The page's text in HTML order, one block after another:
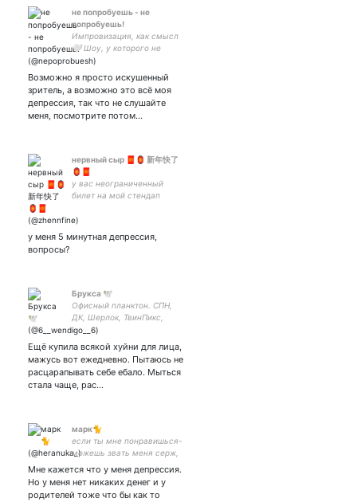
не попробуешь - не
попробуешь!
Импровизация, как смысл
🤍 Шоу, у которого не
сценария, но есть душа и
🙌🏼 P.S. Можно сразу на ты
🤝🏼❤️‍🩹
Возможно я просто искушенный
зритель, а возможно это всё моя
депрессия, так что не слушайте
меня, посмотрите потом…
нервный сыр 🧧🏮 新年快了
🏮🧧
у вас неограниченный
билет на мой стендап
у меня 5 минутная депрессия,
вопросы?
Брукса 🕊️
Офисный планктон. СПН,
ДК, Шерлок, ТвинПикс,
Ведьмак, Марвел и DC,
Ещё купила всякой хуйни для лица,
мажусь вот ежедневно. Пытаюсь не
расцарапывать себе ебало. Мыться
стала чаще, рас…
марк🐈
если ты мне понравишься-
можешь звать меня серж,
нравишься!!(!:/&37:!(!/!;&?&
Мне кажется что у меня депрессия.
Но у меня нет никаких денег и у
родителей тоже что бы как то